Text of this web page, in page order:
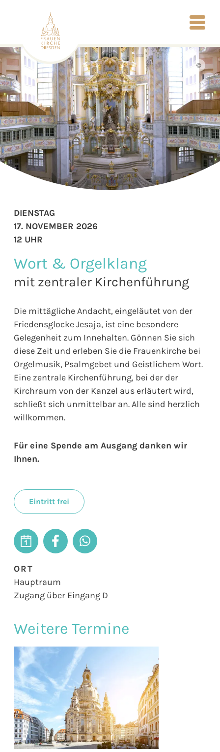
©
Wort & Orgelklang
mit zentraler Kirchenführung
Die mittägliche Andacht, eingeläutet von der
Friedensglocke Jesaja, ist eine besondere
Gelegenheit zum Innehalten. Gönnen Sie sich
diese Zeit und erleben Sie die Frauenkirche bei
Orgelmusik, Psalmgebet und Geistlichem Wort.
Eine zentrale Kirchenführung, bei der der
Kirchraum von der Kanzel aus erläutert wird,
schließt sich unmittelbar an. Alle sind herzlich
willkommen.
Für eine Spende am Ausgang danken wir
Ihnen.
Eintritt frei
DIENSTAG
17. NOVEMBER 2026
12 UHR
ORT
Hauptraum
Zugang über Eingang D
Weitere Termine